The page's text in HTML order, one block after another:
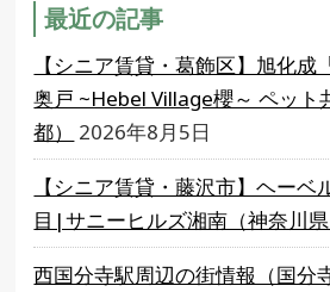
最近の記事
【シニア賃貸・葛飾区】旭化成
奥戸 ~Hebel Village櫻～ ペット
都）
2026年8月5日
【シニア賃貸・藤沢市】ヘー
目|サニーヒルズ湘南（神奈川県
西国分寺駅周辺の街情報（国分